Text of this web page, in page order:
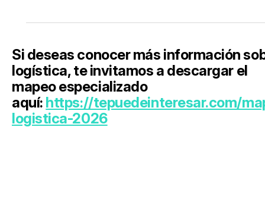
Si deseas conocer más información
logística, te invitamos a descargar el
mapeo especializado
aquí: https://tepuedeinteresar.com/
logistica-2026